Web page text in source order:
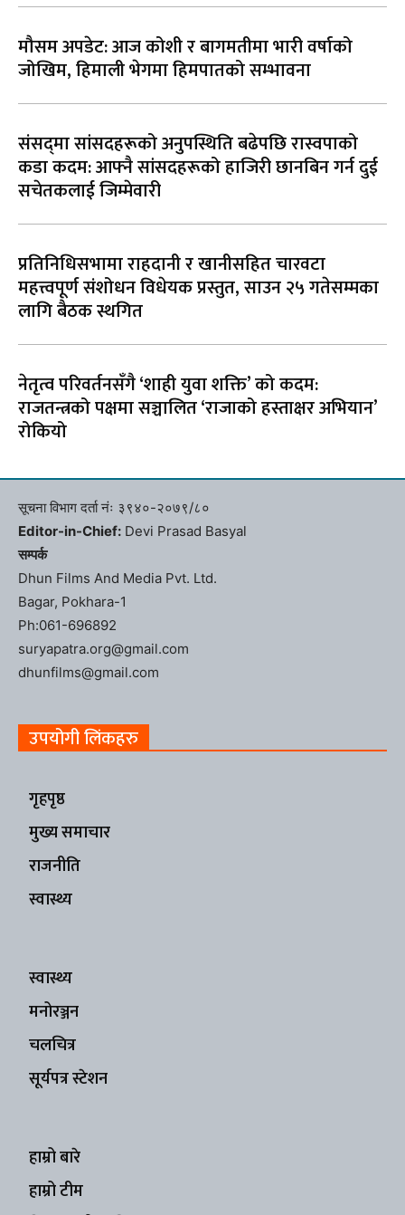
मौसम अपडेट: आज कोशी र बागमतीमा भारी वर्षाको
जोखिम, हिमाली भेगमा हिमपातको सम्भावना
संसद्‌मा सांसदहरूको अनुपस्थिति बढेपछि रास्वपाको
कडा कदम: आफ्नै सांसदहरूको हाजिरी छानबिन गर्न दुई
सचेतकलाई जिम्मेवारी
प्रतिनिधिसभामा राहदानी र खानीसहित चारवटा
महत्त्वपूर्ण संशोधन विधेयक प्रस्तुत, साउन २५ गतेसम्मका
लागि बैठक स्थगित
नेतृत्व परिवर्तनसँगै ‘शाही युवा शक्ति’ को कदम:
राजतन्त्रको पक्षमा सञ्चालित ‘राजाको हस्ताक्षर अभियान’
रोकियो
सूचना विभाग दर्ता नंः ३९४०-२०७९/८०
Editor-in-Chief: Devi Prasad Basyal
सम्पर्क
Dhun Films And Media Pvt. Ltd.
Bagar, Pokhara-1
Ph:061-696892
suryapatra.org@gmail.com
dhunfilms@gmail.com
उपयोगी लिंकहरु
गृहपृष्ठ
मुख्य समाचार
राजनीति
स्वास्थ्य
स्वास्थ्य
मनोरञ्जन
चलचित्र
सूर्यपत्र स्टेशन
हाम्रो बारे
हाम्रो टीम